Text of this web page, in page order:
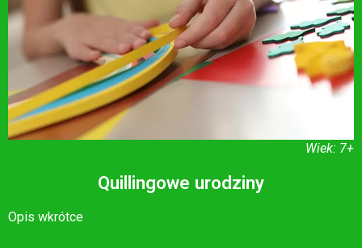
Wiek: 7+
Quillingowe urodziny
Opis wkrótce